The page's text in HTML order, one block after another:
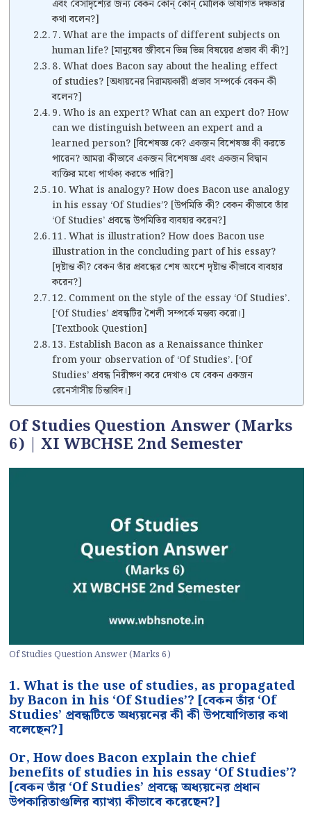
এবং বৈসাদৃশ্যের জন্য বেকন কোন্ কোন্ মৌলিক ভাষাগত দক্ষতার
কথা বলেন?]
7. What are the impacts of different subjects on
human life? [মানুষের জীবনে ভিন্ন ভিন্ন বিষয়ের প্রভাব কী কী?]
8. What does Bacon say about the healing effect
of studies? [অধ্যয়নের নিরাময়কারী প্রভাব সম্পর্কে বেকন কী
বলেন?]
9. Who is an expert? What can an expert do? How
can we distinguish between an expert and a
learned person? [বিশেষজ্ঞ কে? একজন বিশেষজ্ঞ কী করতে
পারেন? আমরা কীভাবে একজন বিশেষজ্ঞ এবং একজন বিদ্বান
ব্যক্তির মধ্যে পার্থক্য করতে পারি?]
10. What is analogy? How does Bacon use analogy
in his essay ‘Of Studies’? [উপমিতি কী? বেকন কীভাবে তাঁর
‘Of Studies’ প্রবন্ধে উপমিতির ব্যবহার করেন?]
11. What is illustration? How does Bacon use
illustration in the concluding part of his essay?
[দৃষ্টান্ত কী? বেকন তাঁর প্রবন্ধের শেষ অংশে দৃষ্টান্ত কীভাবে ব্যবহার
করেন?]
12. Comment on the style of the essay ‘Of Studies’.
[‘Of Studies’ প্রবন্ধটির শৈলী সম্পর্কে মন্তব্য করো।]
[Textbook Question]
13. Establish Bacon as a Renaissance thinker
from your observation of ‘Of Studies’. [‘Of
Studies’ প্রবন্ধ নিরীক্ষণ করে দেখাও যে বেকন একজন
রেনেসাঁসীয় চিন্তাবিদ।]
Of Studies Question Answer (Marks
6) | XI WBCHSE 2nd Semester
Of Studies Question Answer (Marks 6)
1. What is the use of studies, as propagated
by Bacon in his ‘Of Studies’? [বেকন তাঁর ‘Of
Studies’ প্রবন্ধটিতে অধ্যয়নের কী কী উপযোগিতার কথা
বলেছেন?]
Or, How does Bacon explain the chief
benefits of studies in his essay ‘Of Studies’?
[বেকন তাঁর ‘Of Studies’ প্রবন্ধে অধ্যয়নের প্রধান
উপকারিতাগুলির ব্যাখ্যা কীভাবে করেছেন?]